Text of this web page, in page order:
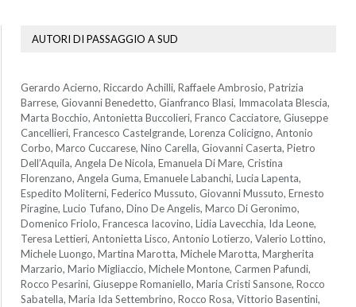
AUTORI DI PASSAGGIO A SUD
Gerardo Acierno, Riccardo Achilli, Raffaele Ambrosio, Patrizia
Barrese, Giovanni Benedetto, Gianfranco Blasi, Immacolata Blescia,
Marta Bocchio, Antonietta Buccolieri, Franco Cacciatore, Giuseppe
Cancellieri, Francesco Castelgrande, Lorenza Colicigno, Antonio
Corbo, Marco Cuccarese, Nino Carella, Giovanni Caserta, Pietro
Dell’Aquila, Angela De Nicola, Emanuela Di Mare, Cristina
Florenzano, Angela Guma, Emanuele Labanchi, Lucia Lapenta,
Espedito Moliterni, Federico Mussuto, Giovanni Mussuto, Ernesto
Piragine, Lucio Tufano, Dino De Angelis, Marco Di Geronimo,
Domenico Friolo, Francesca Iacovino, Lidia Lavecchia, Ida Leone,
Teresa Lettieri, Antonietta Lisco, Antonio Lotierzo, Valerio Lottino,
Michele Luongo, Martina Marotta, Michele Marotta, Margherita
Marzario, Mario Migliaccio, Michele Montone, Carmen Pafundi,
Rocco Pesarini, Giuseppe Romaniello, Maria Cristi Sansone, Rocco
Sabatella, Maria Ida Settembrino, Rocco Rosa, Vittorio Basentini,